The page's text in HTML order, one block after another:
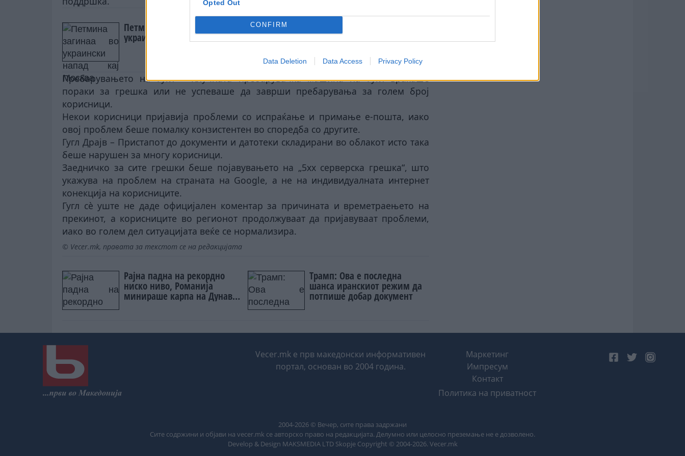
Opted Out
CONFIRM
Data Deletion Data Access Privacy Policy
Петмина загинаа во
украински напад кај Москва Либан и Израел во Рим
Пребарувањето на Гугл – Клучната пребарувачка машина на Гугл враќаше
пораки за грешка или не успеваше да заврши пребарувања за голем број
корисници.
Некои корисници пријавија проблеми со испраќање и примање е-пошта, иако
овој проблем беше помалку конзистентен во споредба со другите.
Гугл Драјв – Пристапот до документи и датотеки складирани во облакот исто така
беше нарушен за многу корисници.
Заедничко за сите грешки беше појавувањето на „5xx серверска грешка“, што
укажува на проблем на страната на Google, а не на индивидуалната интернет
конекција на корисниците.
Гугл сè уште не даде официјален коментар за причината и времетраењето на
прекинот, а корисниците во регионот продолжуваат да пријавуваат проблеми,
иако во голем дел ситуацијата веќе се нормализира.
© Vecer.mk, правата за текстот се на редакцијата
Рајна падна на рекордно
ниско ниво, Романија
минираше карпа на Дунав
заради подобар проток
Трамп: Ова е последна
шанса иранскиот режим да
потпише добар документ
Vecer.mk е прв македонски информативен
портал, основан во 2004 година.
Маркетинг
Импресум
Контакт
Политика на приватност
2004-2026 © Вечер, сите права задржани
Сите содржини и објави на vecer.mk се авторско право на редакцијата. Делумно или целосно преземање не е дозволено.
Develop & Design MAKSMEDIA LTD Skopje Copyright © 2004-2026. Vecer.mk